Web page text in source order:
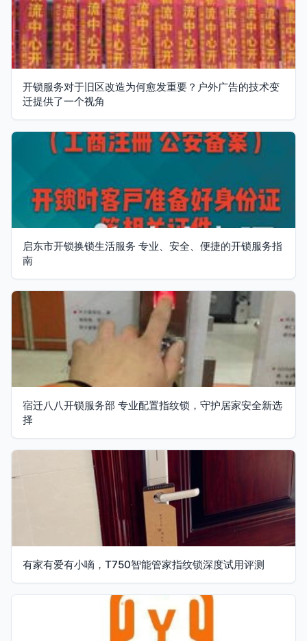
开锁服务对于旧区改造为何愈发重要？户外广告的技术变
迁提供了一个视角
启东市开锁换锁生活服务 专业、安全、便捷的开锁服务指
南
宿迁八八开锁服务部 专业配置指纹锁，守护居家安全新选
择
有家有爱有小嘀，T750智能管家指纹锁深度试用评测